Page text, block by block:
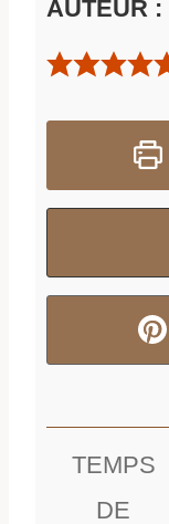
AUTEUR :
TEMPS
DE